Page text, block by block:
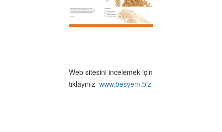
Web sitesini incelemek için
tıklayınız www.besyem.biz